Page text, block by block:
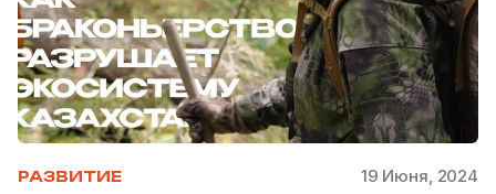
РАЗВИТИЕ 19 Июня, 2024